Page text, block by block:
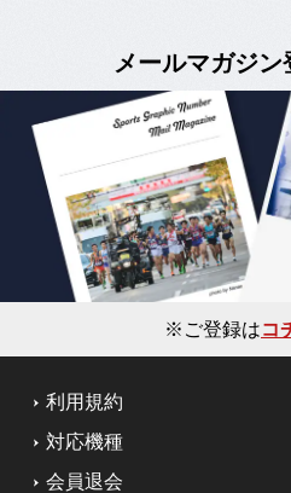
メールマガジン
※ご登録はコ
利用規約
対応機種
会員退会